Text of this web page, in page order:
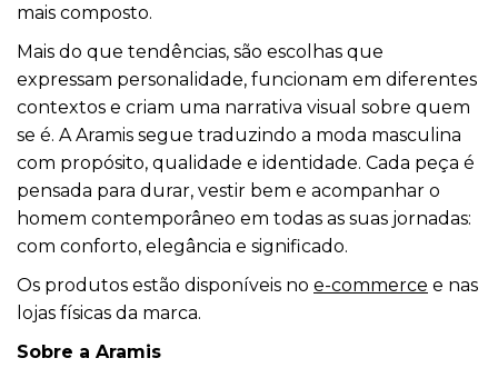
mais composto.
Mais do que tendências, são escolhas que
expressam personalidade, funcionam em diferentes
contextos e criam uma narrativa visual sobre quem
se é. A Aramis segue traduzindo a moda masculina
com propósito, qualidade e identidade. Cada peça é
pensada para durar, vestir bem e acompanhar o
homem contemporâneo em todas as suas jornadas:
com conforto, elegância e significado.
Os produtos estão disponíveis no e-commerce e nas
lojas físicas da marca.
Sobre a Aramis